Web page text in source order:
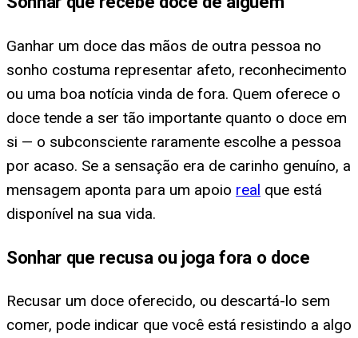
Ganhar um doce das mãos de outra pessoa no
sonho costuma representar afeto, reconhecimento
ou uma boa notícia vinda de fora. Quem oferece o
doce tende a ser tão importante quanto o doce em
si — o subconsciente raramente escolhe a pessoa
por acaso. Se a sensação era de carinho genuíno, a
mensagem aponta para um apoio real que está
disponível na sua vida.
Sonhar que recusa ou joga fora o doce
Recusar um doce oferecido, ou descartá-lo sem
comer, pode indicar que você está resistindo a algo